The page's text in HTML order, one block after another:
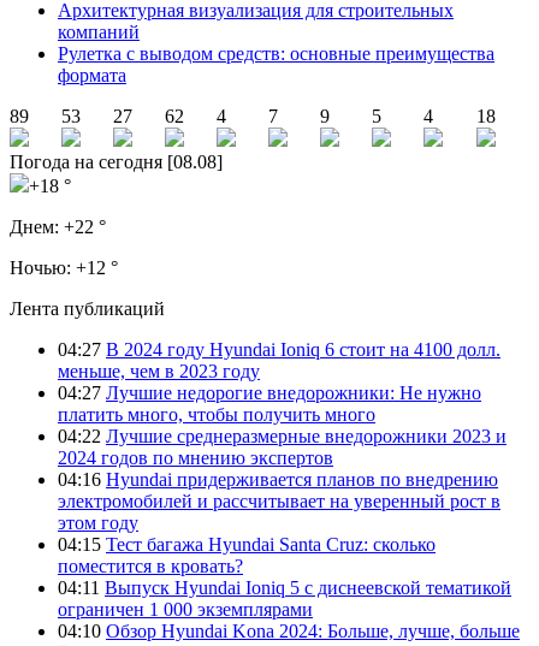
Архитектурная визуализация для строительных
компаний
Рулетка с выводом средств: основные преимущества
формата
89
53 27 62 4 7 9 5 4 18
Погода на сегодня [08.08]
+18 °
Днем: +22 °
Ночью: +12 °
Лента публикаций
04:27 В 2024 году Hyundai Ioniq 6 стоит на 4100 долл.
меньше, чем в 2023 году
04:27 Лучшие недорогие внедорожники: Не нужно
платить много, чтобы получить много
04:22 Лучшие среднеразмерные внедорожники 2023 и
2024 годов по мнению экспертов
04:16 Hyundai придерживается планов по внедрению
электромобилей и рассчитывает на уверенный рост в
этом году
04:15 Тест багажа Hyundai Santa Cruz: сколько
поместится в кровать?
04:11 Выпуск Hyundai Ioniq 5 с диснеевской тематикой
ограничен 1 000 экземплярами
04:10 Обзор Hyundai Kona 2024: Больше, лучше, больше